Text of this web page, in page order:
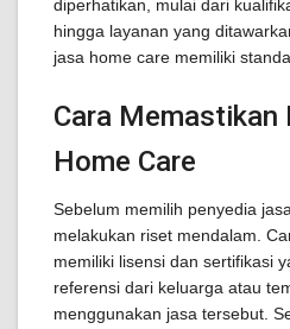
diperhatikan, mulai dari
hingga layanan yang
jasa home care memiliki
Cara
Home Care
Sebelum memilih penyedia
melakukan riset mendalam.
memiliki lisensi dan sertifikasi
referensi dari keluarga atau
menggunakan jasa tersebut.